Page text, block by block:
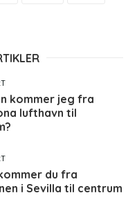
kommer jeg fra
lufthavn til
du fra
i Sevilla til centrum